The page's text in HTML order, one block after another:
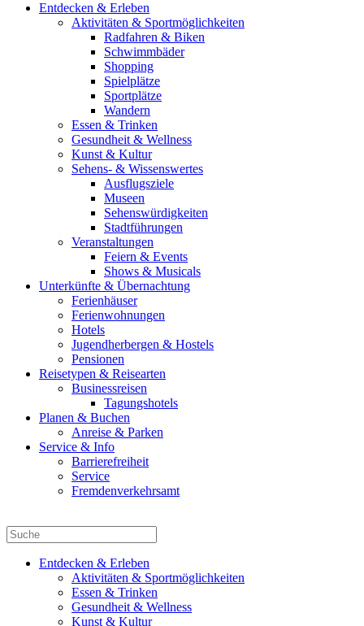
Entdecken & Erleben
Aktivitäten & Sportmöglichkeiten
Radfahren & Biken
Schwimmbäder
Shopping
Spielplätze
Sportplätze
Wandern
Essen & Trinken
Gesundheit & Wellness
Kunst & Kultur
Sehens- & Wissenswertes
Ausflugsziele
Museen
Sehenswürdigkeiten
Stadtführungen
Veranstaltungen
Feiern & Events
Shows & Musicals
Unterkünfte & Übernachtung
Ferienhäuser
Ferienwohnungen
Hotels
Jugendherbergen & Hostels
Pensionen
Reisetypen & Reisearten
Businessreisen
Tagungshotels
Planen & Buchen
Anreise & Parken
Service & Info
Barrierefreiheit
Service
Fremdenverkehrsamt
Entdecken & Erleben
Aktivitäten & Sportmöglichkeiten
Essen & Trinken
Gesundheit & Wellness
Kunst & Kultur